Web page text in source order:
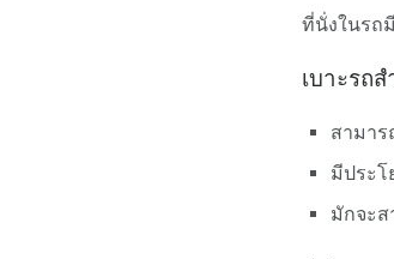
ที่นั่งในรถ
เบาะรถ
สามาร
มีประโ
มักจะส